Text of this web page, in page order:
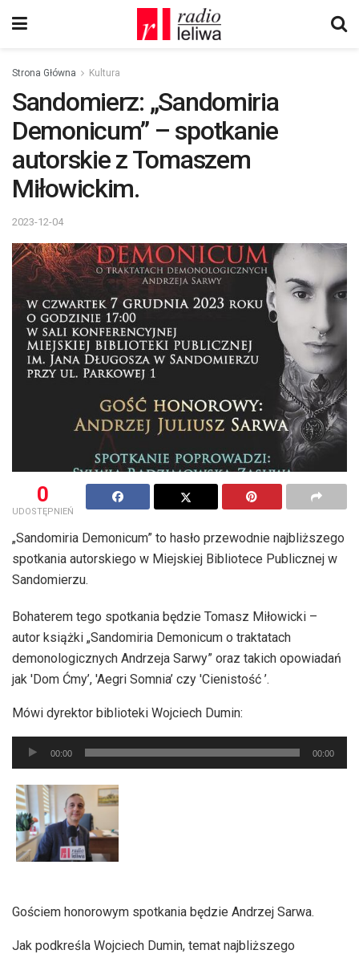
Strona Główna Kultura
Sandomierz: „Sandomiria
Demonicum” – spotkanie
autorskie z Tomaszem
Miłowickim.
2023-12-04
0
UDOSTĘPNIEŃ
„Sandomiria Demonicum” to hasło przewodnie najbliższego
spotkania autorskiego w Miejskiej Bibliotece Publicznej w
Sandomierzu.
Bohaterem tego spotkania będzie Tomasz Miłowicki –
autor książki „Sandomiria Demonicum o traktatach
demonologicznych Andrzeja Sarwy” oraz takich opowiadań
jak 'Dom Ćmy’, 'Aegri Somnia’ czy 'Cienistość ’.
Mówi dyrektor biblioteki Wojciech Dumin:
Odtwarzacz
plików
dźwiękowych
00:00 00:00
Gościem honorowym spotkania będzie Andrzej Sarwa.
Jak podkreśla Wojciech Dumin, temat najbliższego